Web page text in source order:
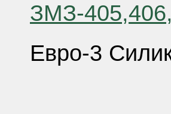
ЗМЗ-
Евро-3